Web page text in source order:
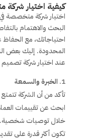
كيفية اختيار
اختيار شركة متخصصة
البحث والاهتمام
احتياجاتك، مع الحفاظ
المحدودة. إليك بعض
عند اختيار شركة
الخبرة والسمعة
تأكد من أن الشركة
ابحث عن تقييمات
خلال توصيات شخصية.
تكون أكثر قدرة على